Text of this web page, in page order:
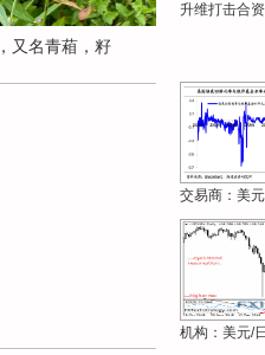
又名青葙，籽
升维打击合
交易商：美
机构：美元/